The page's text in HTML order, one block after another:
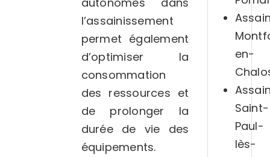
l’assainissement
permet également
d’optimiser la
consommation
des ressources et
de prolonger la
durée de vie des
équipements.
en-
Saint-
Paul-
lès-